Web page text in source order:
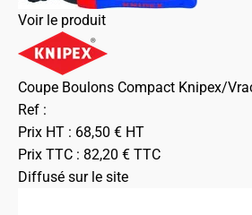
Voir le produit
Coupe Boulons Compact Knipex/
Ref :
Prix HT : 68,50 € HT
Prix TTC : 82,20 € TTC
Diffusé sur le site